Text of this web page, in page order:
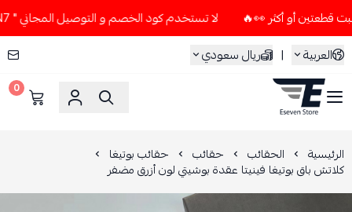
لا تستخدم كود الخصم و التوصيل المجاني " N7 " إلا إذا طلبت قطعتين أو أكثر 👀🔥
العربية
| ريال سعودي
ESEVEN STORE
0
الرئيسية الحقائب حقائب حقائب بوتيغا
كلاتش باق بوتيغا فينيتا عقدة بوشيتي لون أزرق مضفر